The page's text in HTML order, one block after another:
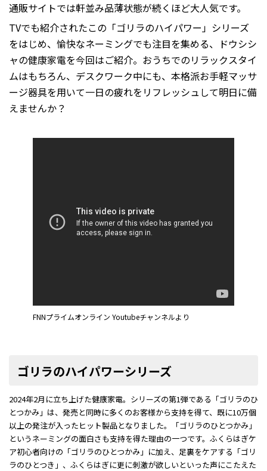
通販サイトでは軒並み品薄状態が続くほど大人気です。
TVでも紹介されたこの「ゴリラのハイパワー」シリーズ
をはじめ、愉快なネーミングでも注目を集める、ドウシシ
ャの健康家電を今回はご紹介。おうちでのリラックスタイ
ムはもちろん、デスクワーク中にも、本格派お手軽マッサ
ージ器具を用いて一日の疲れをリフレッシュして明日に備
えませんか？
FNNプライムオンライン Youtubeチャンネルより
ゴリラのハイパワーシリーズ
2024年2月に立ち上げた健康家電。シリーズの第1弾である「ゴリラのひ
とつかみ」は、発売と同時に多くのお客様から支持を得て、既に10万個
以上の発注が入ったヒット製品となりました。「ゴリラのひとつかみ」
というネーミングの面白さも支持を得た理由の一つです。ふくらはぎケ
ア初心者向けの「ゴリラのひとつかみ」に加え、足裏をケアする「ゴリ
ラのひとつき」、ふくらはぎに更に刺激が欲しいといった声にこたえた